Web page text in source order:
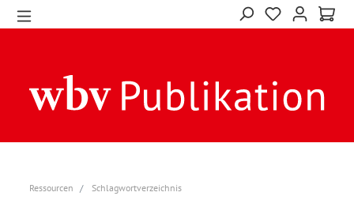
Ressourcen Schlagwortverzeichnis